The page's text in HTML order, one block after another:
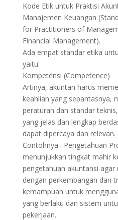
Kode Etik untuk Praktisi
Manajemen Keuangan
for Practitioners of
Financial Management).
Ada empat standar etika
yaitu:
Kompetensi (Competence)
Artinya, akuntan harus
keahlian yang sepantasnya,
peraturan dan standar
yang jelas dan lengkap
dapat dipercaya dan relevan.
Contohnya : Pengetahuan
menunjukkan tingkat mahir
pengetahuan akuntansi
dengan perkembangan dan
kemampuan untuk
yang berlaku dan sistem
pekerjaan.